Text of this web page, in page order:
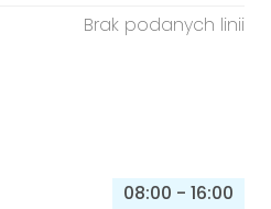
Brak podanych linii
08:00 - 16:00